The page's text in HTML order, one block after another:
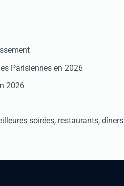
Parisiennes en 2026
2026
soirées, restaurants, dîners